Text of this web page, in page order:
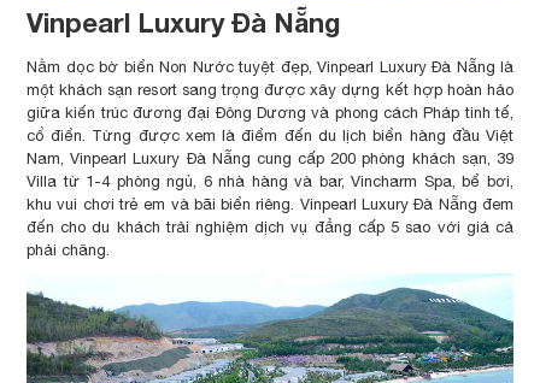
Vinpearl Luxury Đà Nẵng
Nằm dọc bờ biển Non Nước tuyệt đẹp, Vinpearl Luxury Đà Nẵng là
một khách sạn resort sang trọng được xây dựng kết hợp hoàn hảo
giữa kiến ​​trúc đương đại Đông Dương và phong cách Pháp tinh tế,
cổ điển. Từng được xem là điểm đến du lịch biển hàng đầu Việt
Nam, Vinpearl Luxury Đà Nẵng cung cấp 200 phòng khách sạn, 39
Villa từ 1-4 phòng ngủ, 6 nhà hàng và bar, Vincharm Spa, bể bơi,
khu vui chơi trẻ em và bãi biển riêng. Vinpearl Luxury Đà Nẵng đem
đến cho du khách trải nghiệm dịch vụ đẳng cấp 5 sao với giá cả
phải chăng.